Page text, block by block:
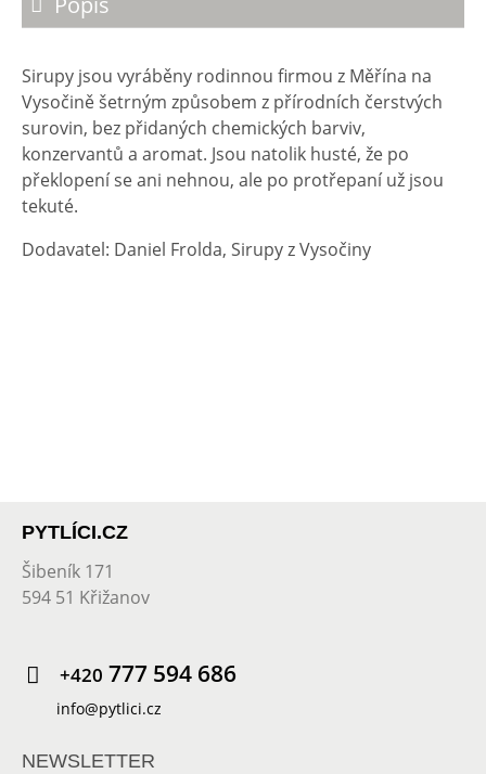
Sirupy jsou vyráběny rodinnou firmou z Měřína na
Vysočině šetrným způsobem z přírodních čerstvých
surovin, bez přidaných chemických barviv,
konzervantů a aromat. Jsou natolik husté, že po
překlopení se ani nehnou, ale po protřepaní už jsou
tekuté.
Dodavatel: Daniel Frolda, Sirupy z Vysočiny
PYTLÍCI.CZ
Šibeník 171
594 51 Křižanov
+420 777 594 686
info@pytlici.cz
NEWSLETTER